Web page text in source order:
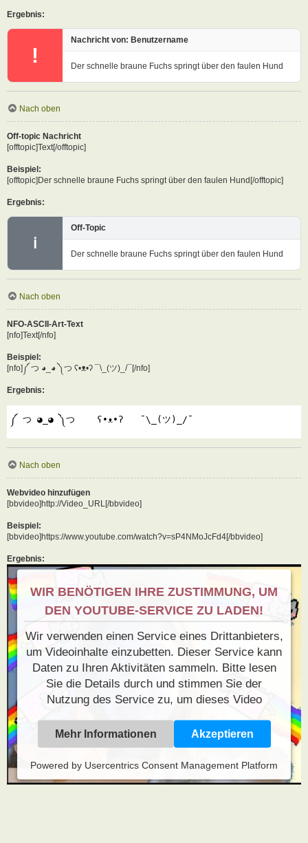
Ergebnis:
!
Nachricht von: Benutzername
Der schnelle braune Fuchs springt über den faulen Hund
Nach oben
Off-topic Nachricht
[offtopic]Text[/offtopic]
Beispiel:
[offtopic]Der schnelle braune Fuchs springt über den faulen Hund[/offtopic]
Ergebnis:
ℹ
Off-Topic
Der schnelle braune Fuchs springt über den faulen Hund
Nach oben
NFO-ASCII-Art-Text
[nfo]Text[/nfo]
Beispiel:
[nfo]༼ つ ◕_◕ ༽つ ʕ•ᴥ•ʔ ¯\_(ツ)_/¯[/nfo]
Ergebnis:
༼ つ ◕_◕ ༽つ    ʕ•ᴥ•ʔ   ¯\_(ツ)_/¯
Nach oben
Webvideo hinzufügen
[bbvideo]http://Video_URL[/bbvideo]
Beispiel:
[bbvideo]https://www.youtube.com/watch?v=sP4NMoJcFd4[/bbvideo]
Ergebnis:
WIR BENÖTIGEN IHRE ZUSTIMMUNG, UM
DEN YOUTUBE-SERVICE ZU LADEN!
Wir verwenden einen Service eines Drittanbieters,
um Videoinhalte einzubetten. Dieser Service kann
Daten zu Ihren Aktivitäten sammeln. Bitte lesen
Sie die Details durch und stimmen Sie der
Nutzung des Service zu, um dieses Video
Mehr Informationen Akzeptieren
Powered by Usercentrics Consent Management Platform